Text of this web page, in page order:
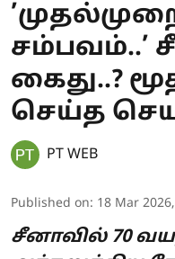
சம்பவம்..’
கைது..?
செய்த
PT WEB
Published on: 18 Mar
சீனாவில் 70